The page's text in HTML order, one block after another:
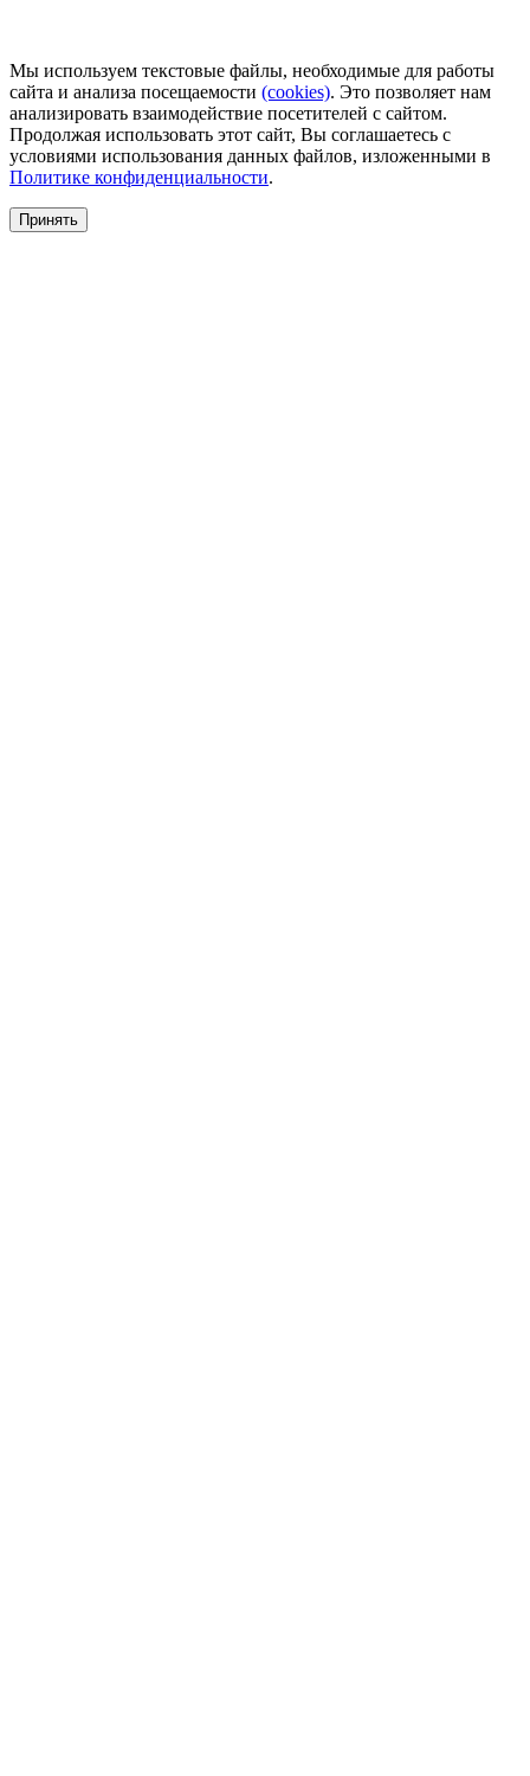
Мы используем текстовые файлы, необходимые для работы
сайта и анализа посещаемости (сookies). Это позволяет нам
анализировать взаимодействие посетителей с сайтом.
Продолжая использовать этот сайт, Вы соглашаетесь с
условиями использования данных файлов, изложенными в
Политике конфиденциальности.
Принять